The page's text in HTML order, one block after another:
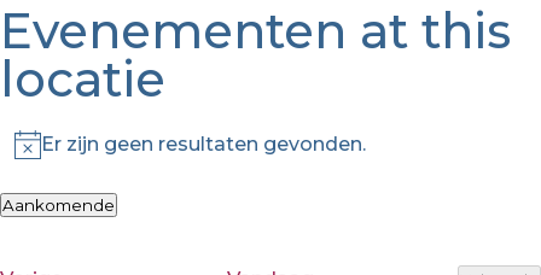
Evenementen at this
locatie
Bericht
Er zijn geen resultaten gevonden.
Aankomende